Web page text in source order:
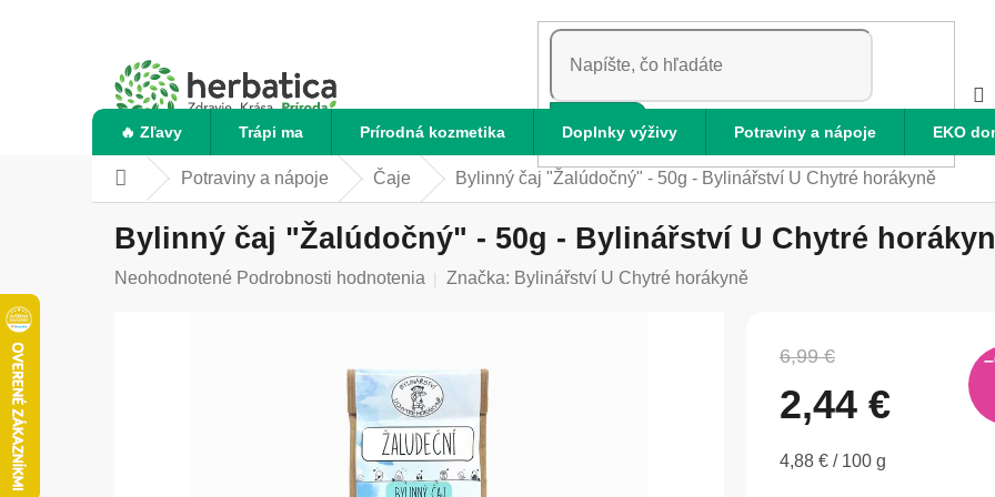
HĽADAŤ
🔥 Zľavy Trápi ma Prírodná kozmetika Doplnky výživy Potraviny a nápoje EKO
DomovPotraviny a nápoje Čaje Bylinný čaj "Žalúdočný" - 50g - Bylinářství U Chytré horákyně
Bylinný čaj "Žalúdočný" - 50g - Bylinářství U Chytré
Priemerné
Neohodnotené Podrobnosti hodnotenia Značka: Bylinářství U Chytré horákyně
6,99 €
2,44 €
Jednotková
4,88 € / 100 g